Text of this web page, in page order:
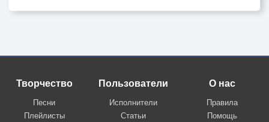
Творчество
Песни
Плейлисты
Пользователи
Исполнители
Статьи
О нас
Правила
Помощь